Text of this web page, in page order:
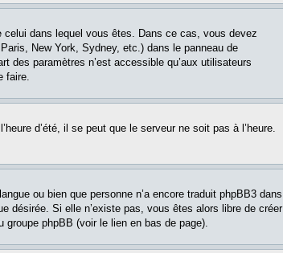
celui dans lequel vous êtes. Dans ce cas, vous devez
New York, Sydney, etc.) dans le panneau de
des paramètres n’est accessible qu’aux utilisateurs
faire.
d’été, il se peut que le serveur ne soit pas à l’heure.
ou bien que personne n’a encore traduit phpBB3 dans
désirée. Si elle n’existe pas, vous êtes alors libre de créer
groupe phpBB (voir le lien en bas de page).